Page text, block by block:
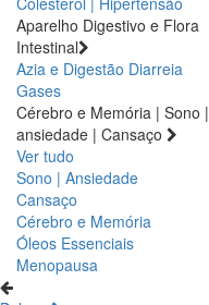
Aparelho Digestivo e Flora
Intestinal
Azia e Digestão Diarreia
Gases
Cérebro e Memória | Sono |
ansiedade | Cansaço
Ver tudo
Sono | Ansiedade
Cansaço
Cérebro e Memória
Óleos Essenciais
Menopausa